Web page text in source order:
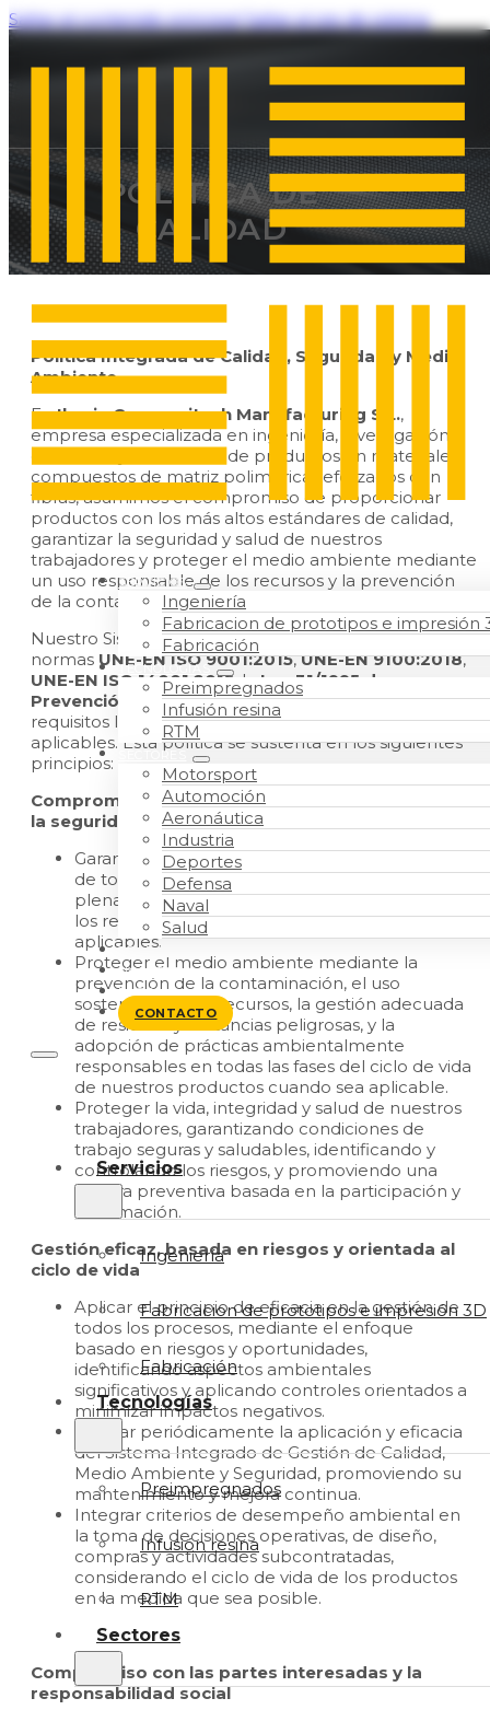
Saltar al contenido principal Saltar al pie de página
SERVICIOS
Ingeniería
Fabricacion de prototipos e impresión
Fabricación
TECNOLOGÍAS
Preimpregnados
Infusión resina
RTM
SECTORES
Motorsport
Automoción
Aeronáutica
Industria
Deportes
Defensa
Naval
Salud
TRABAJO
NOSOTROS
BLOG
CONTACTO
Servicios
Ingeniería
Fabricacion de prototipos e impresión 3D
Fabricación
Tecnologías
Preimpregnados
Infusión resina
RTM
Sectores
POLÍTICA DE
CALIDAD
Política Integrada de Calidad, Seguridad y Medio
Ambiente
EnIberia Compositech Manufacturing S.L.,
empresa especializada en ingeniería, investigación,
desarrollo y fabricación de productos en materiales
compuestos de matriz polimérica reforzados con
fibras, asumimos el compromiso de proporcionar
productos con los más altos estándares de calidad,
garantizar la seguridad y salud de nuestros
trabajadores y proteger el medio ambiente mediante
un uso responsable de los recursos y la prevención
de la contaminación.
Nuestro Sistema Integrado de Gestión se basa en las
normas UNE-EN ISO 9001:2015,UNE-EN 9100:2018,
UNE-EN ISO 14001:2015, laLey 31/1995 de
Prevención de Riesgos Laboralesy todos los
requisitos legales, reglamentarios y otros requisitos
aplicables. Esta política se sustenta en los siguientes
principios:
Compromiso con la calidad, el medio ambiente y
la seguridad
Garantizar la calidad, seguridad y conformidad
de todos nuestros productos, satisfaciendo
plenamente los requisitos de nuestros clientes,
los reglamentarios, legales y los ambientales
aplicables.
Proteger el medio ambiente mediante la
prevención de la contaminación, el uso
sostenible de los recursos, la gestión adecuada
de residuos y sustancias peligrosas, y la
adopción de prácticas ambientalmente
responsables en todas las fases del ciclo de vida
de nuestros productos cuando sea aplicable.
Proteger la vida, integridad y salud de nuestros
trabajadores, garantizando condiciones de
trabajo seguras y saludables, identificando y
controlando los riesgos, y promoviendo una
cultura preventiva basada en la participación y
la formación.
Gestión eficaz, basada en riesgos y orientada al
ciclo de vida
Aplicar el principio de eficacia en la gestión de
todos los procesos, mediante el enfoque
basado en riesgos y oportunidades,
identificando aspectos ambientales
significativos y aplicando controles orientados a
minimizar impactos negativos.
Evaluar periódicamente la aplicación y eficacia
del Sistema Integrado de Gestión de Calidad,
Medio Ambiente y Seguridad, promoviendo su
mantenimiento y mejora continua.
Integrar criterios de desempeño ambiental en
la toma de decisiones operativas, de diseño,
compras y actividades subcontratadas,
considerando el ciclo de vida de los productos
en la medida que sea posible.
Compromiso con las partes interesadas y la
responsabilidad social